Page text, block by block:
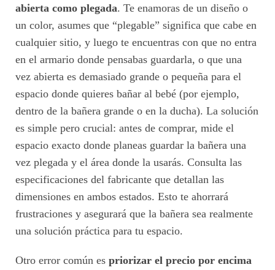
abierta como plegada. Te enamoras de un diseño o
un color, asumes que “plegable” significa que cabe en
cualquier sitio, y luego te encuentras con que no entra
en el armario donde pensabas guardarla, o que una
vez abierta es demasiado grande o pequeña para el
espacio donde quieres bañar al bebé (por ejemplo,
dentro de la bañera grande o en la ducha). La solución
es simple pero crucial: antes de comprar, mide el
espacio exacto donde planeas guardar la bañera una
vez plegada y el área donde la usarás. Consulta las
especificaciones del fabricante que detallan las
dimensiones en ambos estados. Esto te ahorrará
frustraciones y asegurará que la bañera sea realmente
una solución práctica para tu espacio.
Otro error común es priorizar el precio por encima